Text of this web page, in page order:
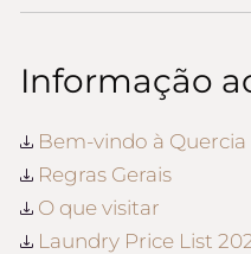
Informação
Bem-vindo à Quercia
Regras Gerais
O que visitar
Laundry Price List